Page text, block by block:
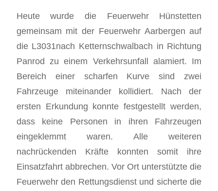
Heute wurde die Feuerwehr Hünstetten
gemeinsam mit der Feuerwehr Aarbergen auf
die L3031nach Ketternschwalbach in Richtung
Panrod zu einem Verkehrsunfall alamiert. Im
Bereich einer scharfen Kurve sind zwei
Fahrzeuge miteinander kollidiert. Nach der
ersten Erkundung konnte festgestellt werden,
dass keine Personen in ihren Fahrzeugen
eingeklemmt waren. Alle weiteren
nachrückenden Kräfte konnten somit ihre
Einsatzfahrt abbrechen. Vor Ort unterstützte die
Feuerwehr den Rettungsdienst und sicherte die